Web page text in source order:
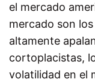
el mercado
mercado son
altamente
cortoplacistas,
volatilidad en el